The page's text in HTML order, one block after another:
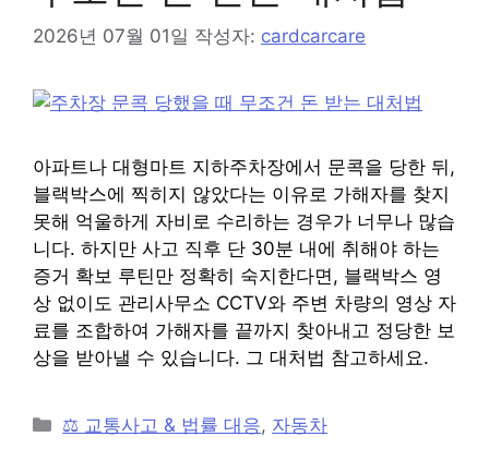
2026년 07월 01일 작성자: cardcarcare
아파트나 대형마트 지하주차장에서 문콕을 당한 뒤,
블랙박스에 찍히지 않았다는 이유로 가해자를 찾지
못해 억울하게 자비로 수리하는 경우가 너무나 많습
니다. 하지만 사고 직후 단 30분 내에 취해야 하는
증거 확보 루틴만 정확히 숙지한다면, 블랙박스 영
상 없이도 관리사무소 CCTV와 주변 차량의 영상 자
료를 조합하여 가해자를 끝까지 찾아내고 정당한 보
상을 받아낼 수 있습니다. 그 대처법 참고하세요.
카
⚖️ 교통사고 & 법률 대응, 자동차